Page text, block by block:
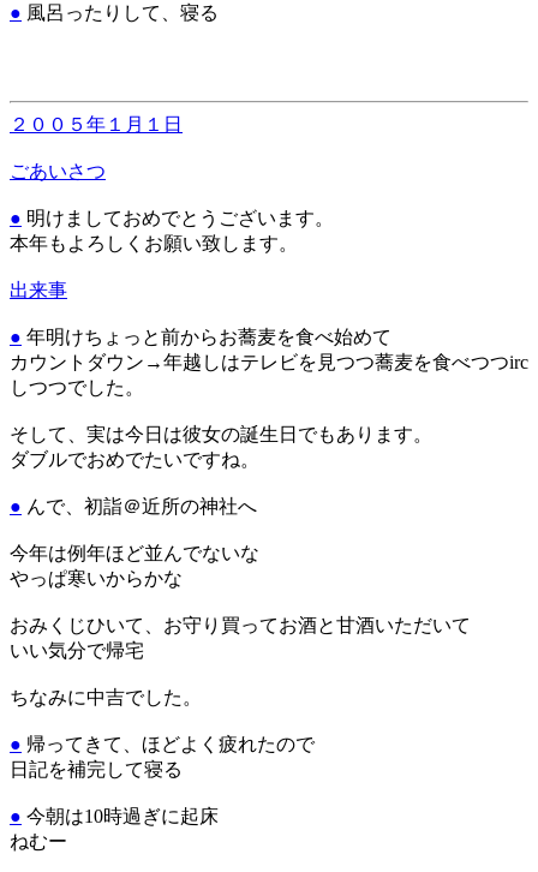
● 風呂ったりして、寝る
２００５年１月１日
ごあいさつ
● 明けましておめでとうございます。
本年もよろしくお願い致します。
出来事
● 年明けちょっと前からお蕎麦を食べ始めて
カウントダウン→年越しはテレビを見つつ蕎麦を食べつつirc
しつつでした。
そして、実は今日は彼女の誕生日でもあります。
ダブルでおめでたいですね。
● んで、初詣＠近所の神社へ
今年は例年ほど並んでないな
やっぱ寒いからかな
おみくじひいて、お守り買ってお酒と甘酒いただいて
いい気分で帰宅
ちなみに中吉でした。
● 帰ってきて、ほどよく疲れたので
日記を補完して寝る
● 今朝は10時過ぎに起床
ねむー